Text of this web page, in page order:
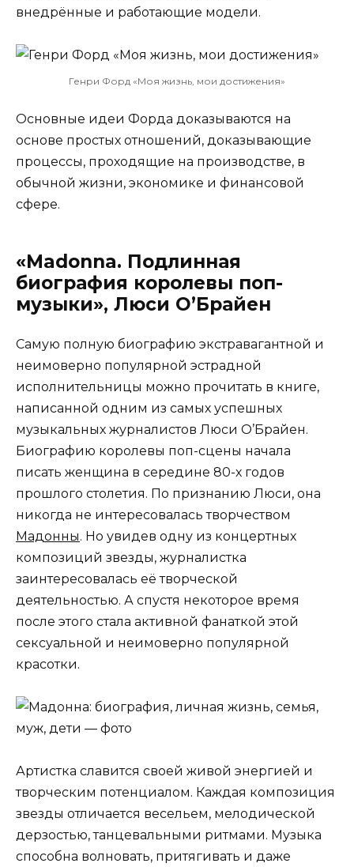
внедрённые и работающие модели.
Генри Форд «Моя жизнь, мои достижения»
Основные идеи Форда доказываются на
основе простых отношений, доказывающие
процессы, проходящие на производстве, в
обычной жизни, экономике и финансовой
сфере.
«Madonna. Подлинная
биография королевы поп-
музыки», Люси О’Брайен
Самую полную биографию экстравагантной и
неимоверно популярной эстрадной
исполнительницы можно прочитать в книге,
написанной одним из самых успешных
музыкальных журналистов Люси О’Брайен.
Биографию королевы поп-сцены начала
писать женщина в середине 80-х годов
прошлого столетия. По признанию Люси, она
никогда не интересовалась творчеством
Мадонны. Но увидев одну из концертных
композиций звезды, журналистка
заинтересовалась её творческой
деятельностью. А спустя некоторое время
после этого стала активной фанаткой этой
сексуальной и неимоверно популярной
красотки.
Артистка славится своей живой энергией и
творческим потенциалом. Каждая композиция
звезды отличается весельем, мелодической
дерзостью, танцевальными ритмами. Музыка
способна волновать, притягивать и даже